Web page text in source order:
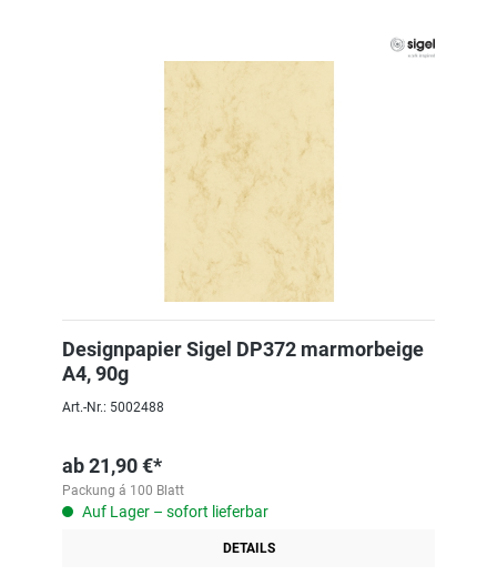
Designpapier Sigel DP372 marmorbeige
A4, 90g
Art.-Nr.: 5002488
ab21,90 €*
Packung á 100 Blatt
Auf Lager – sofort lieferbar
DETAILS